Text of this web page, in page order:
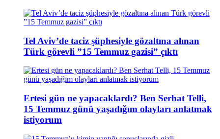
Tel Aviv’de taciz şüphesiyle gözaltına alınan
Türk görevli ”15 Temmuz gazisi” çıktı
Ertesi gün ne yapacaklardı? Ben Serhat Telli,
15 Temmuz günü yaşadığım olayları anlatmak
istiyorum